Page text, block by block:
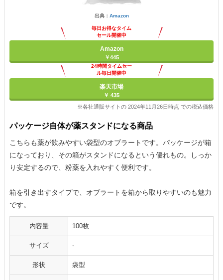
出典： Amazon
毎日お得なタイム
セール開催中
Amazon
￥445
24時間タイムセー
ル毎日開催中
楽天市場
￥ 435
※各社通販サイトの 2024年11月26日時点 での税込価格
パッケージ自体が薬スタンドになる商品
こちらも薬が飲みやすい袋型のオブラートです。パッケージが箱
になっており、その箱がスタンドになるという優れもの。しっか
り安定するので、粉薬を入れやすく便利です。
箱を引き出すタイプで、オブラートを箱から取りやすいのも魅力
です。
内容量 100枚
サイズ -
形状 袋型